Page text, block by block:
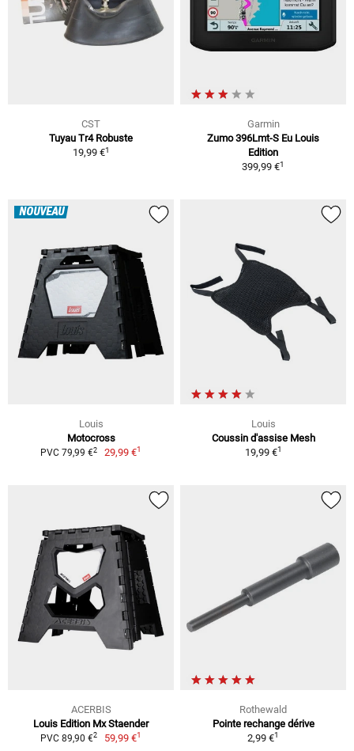
CST
Tuyau Tr4 Robuste
19,99 €1
Garmin
Zumo 396Lmt-S Eu Louis
Edition
399,99 €1
NOUVEAU
Louis
Motocross
PVC 79,99 €2 29,99 €1
Louis
Coussin d'assise Mesh
19,99 €1
ACERBIS
Louis Edition Mx Staender
PVC 89,90 €2 59,99 €1
Rothewald
Pointe rechange dérive
2,99 €1